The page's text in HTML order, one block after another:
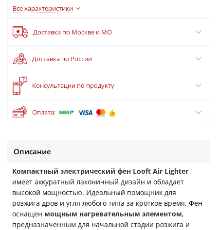
Все характеристики
Доставка по Москве и МО
?
Консультации по продукту
Доставка по России
Оплата:
Описание
Компактный электрический фен Looft Air Lighter
имеет аккуратный лаконичный дизайн и обладает
высокой мощностью. Идеальный помощник для
розжига дров и угля любого типа за кроткое время. Фен
оснащен мощным нагревательным элементом,
предназначенным для начальной стадии розжига и